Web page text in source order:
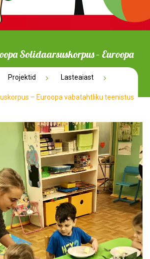
Solidaarsuskorpus – Euroopa
teenistus
Projektid Lasteaiast
– Euroopa vabatahtliku teenistus